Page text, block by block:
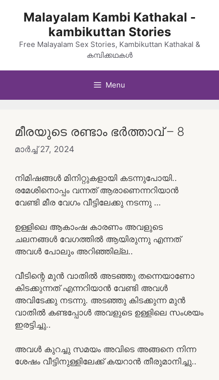
Malayalam Kambi Kathakal -
kambikuttan Stories
Free Malayalam Sex Stories, Kambikuttan Kathakal &
കമ്പിക്കഥകൾ
Menu
മീരയുടെ രണ്ടാം ഭർത്താവ് – 8
മാർച്ച്‌ 27, 2024
നിമിഷങ്ങൾ മിനിറ്റുകളായി കടന്നുപോയി..
രമേശിനൊപ്പം വന്നത് ആരാണെന്നറിയാൻ
വേണ്ടി മീര വേഗം വീട്ടിലേക്കു നടന്നു …
ഉള്ളിലെ ആകാംഷ കാരണം അവളുടെ
ചലനങ്ങൾ വേഗത്തിൽ ആയിരുന്നു എന്നത്
അവൾ പോലും അറിഞ്ഞില്ല..
വീടിന്റെ മുൻ വാതിൽ അടഞ്ഞു തന്നെയാണോ
കിടക്കുന്നത് എന്നറിയാൻ വേണ്ടി അവൾ
അവിടേക്കു നടന്നു. അടഞ്ഞു കിടക്കുന്ന മുൻ
വാതിൽ കണ്ടപ്പോൾ അവളുടെ ഉള്ളിലെ സംശയം
ഇരട്ടിച്ചു..
അവൾ കുറച്ചു സമയം അവിടെ അങ്ങനെ നിന്ന
ശേഷം വീട്ടിനുള്ളിലേക്ക് കയറാൻ തീരുമാനിച്ചു..